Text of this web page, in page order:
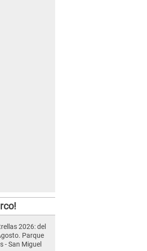
2026: del
Parque
- San Miguel